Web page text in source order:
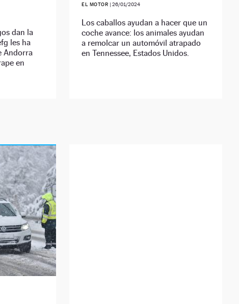
dan la
les ha
Andorra
en
EL MOTOR | 26/01/2024
Los caballos ayudan a hacer que un
coche avance: los animales ayudan
a remolcar un automóvil atrapado
en Tennessee, Estados Unidos.